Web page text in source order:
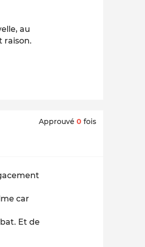
au
raison.
Approuvé 0 fois
car
Et de